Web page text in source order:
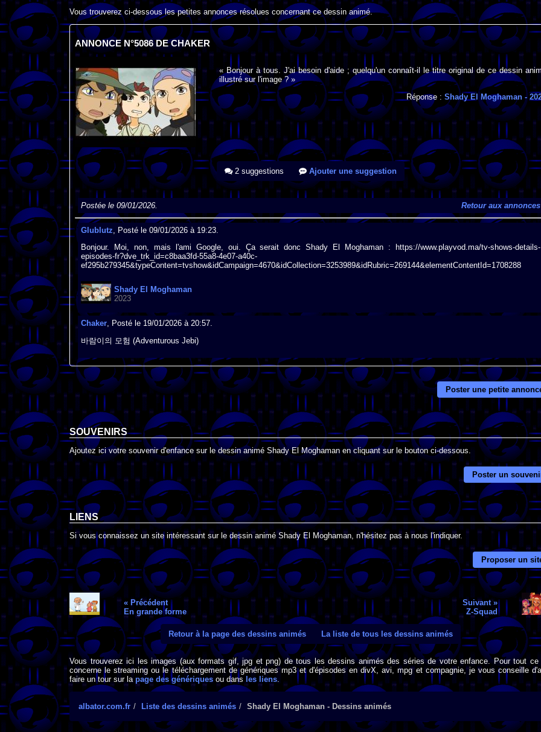
Vous trouverez ci-dessous les petites annonces résolues concernant ce dessin animé.
ANNONCE N°5086 DE CHAKER
« Bonjour à tous. J'ai besoin d'aide ; quelqu'un connaît-il le titre original de ce dessin
illustré sur l'image ? »
Réponse :Shady El Moghaman -
2 suggestions Ajouter une suggestion
Postée le 09/01/2026. Retour aux annonces
Glublutz , Posté le 09/01/2026 à 19:23.
Bonjour. Moi, non, mais l'ami Google, oui. Ça serait donc Shady El Moghaman : https://www.playvod.ma/tv-shows-details-
episodes-fr?dve_trk_id=c8baa3fd-55a8-4e07-a40c-
ef295b279345&typeContent=tvshow&idCampaign=4670&idCollection=3253989&idRubric=269144&elementContentId=1708288
Shady El Moghaman
2023
Chaker, Posté le 19/01/2026 à 20:57.
바람이의 모험 (Adventurous Jebi)
Poster une petite
SOUVENIRS
Ajoutez ici votre souvenir d'enfance sur le dessin animé Shady El Moghaman en cliquant sur le bouton ci-dessous.
Poster un
LIENS
Si vous connaissez un site intéressant sur le dessin animé Shady El Moghaman, n'hésitez pas à nous l'indiquer.
Proposer un
« Précédent
En grande forme
Suivant »
Z-Squad
Retour à la page des dessins animés La liste de tous les dessins animés
Vous trouverez ici les images (aux formats gif, jpg et png) de tous les dessins animés des séries de votre enfance. Pour tout ce
concerne le streaming ou le téléchargement de génériques mp3 et d'épisodes en divX, avi, mpg et compagnie, je vous conseille
faire un tour sur la page des génériques ou dans les liens
albator.com.fr Liste des dessins animés Shady El Moghaman - Dessins animés